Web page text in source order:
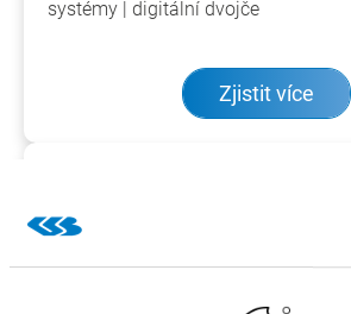
systémy | digitální dvojče
Zjistit více
AI a počítačové vidění
Umělá inteligence | vestavění